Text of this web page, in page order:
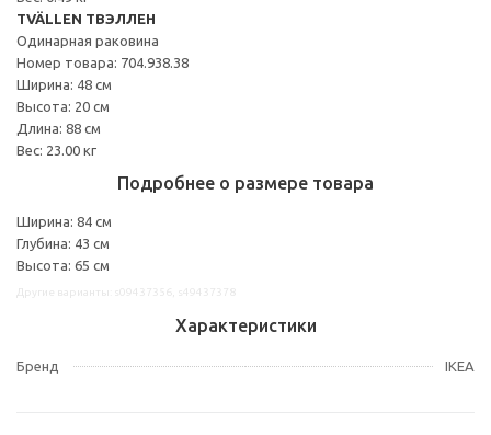
TVÄLLEN ТВЭЛЛЕН
Одинарная раковина
Номер товара: 704.938.38
Ширина: 48 см
Высота: 20 см
Длина: 88 см
Вес: 23.00 кг
Подробнее о размере товара
Ширина: 84 см
Глубина: 43 см
Высота: 65 см
Характеристики
Бренд IKEA